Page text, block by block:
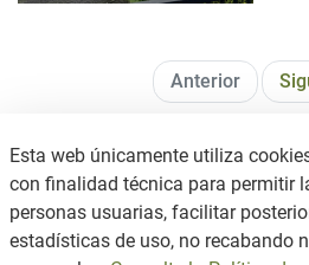
Anterior
Esta web únicamente utiliza
con finalidad técnica para permitir
personas usuarias, facilitar
estadísticas de uso, no recabando